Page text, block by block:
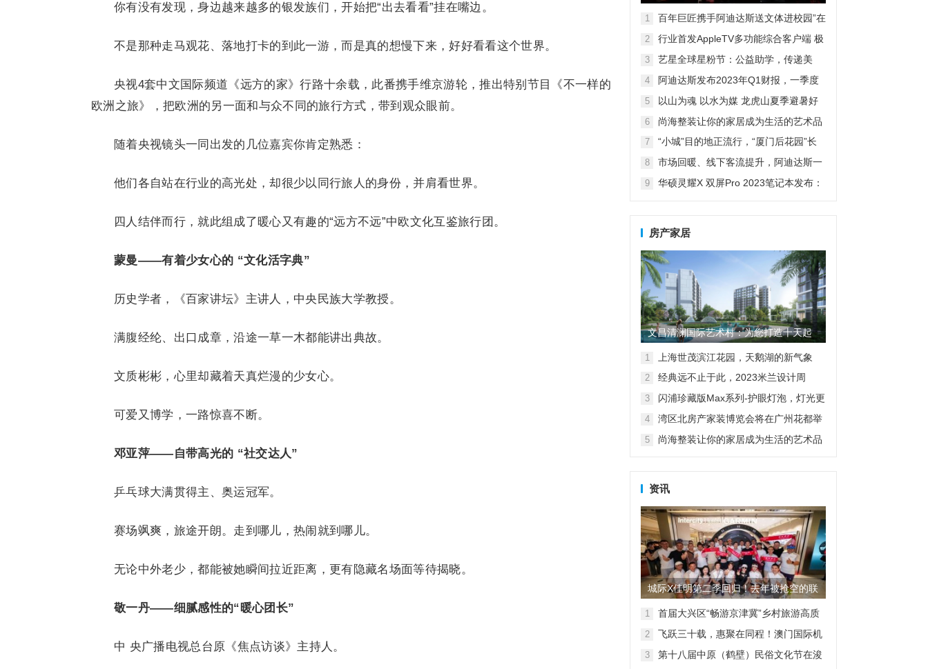
你有没有发现，身边越来越多的银发族们，开始把“出去看看”挂在嘴边。
不是那种走马观花、落地打卡的到此一游，而是真的想慢下来，好好看看这个世界。
央视4套中文国际频道《远方的家》行路十余载，此番携手维京游轮，推出特别节目《不一样的
欧洲之旅》，把欧洲的另一面和与众不同的旅行方式，带到观众眼前。
随着央视镜头一同出发的几位嘉宾你肯定熟悉：
他们各自站在行业的高光处，却很少以同行旅人的身份，并肩看世界。
四人结伴而行，就此组成了暖心又有趣的“远方不远”中欧文化互鉴旅行团。
蒙曼——有着少女心的 “文化活字典”
历史学者，《百家讲坛》主讲人，中央民族大学教授。
满腹经纶、出口成章，沿途一草一木都能讲出典故。
文质彬彬，心里却藏着天真烂漫的少女心。
可爱又博学，一路惊喜不断。
邓亚萍——自带高光的 “社交达人”
乒乓球大满贯得主、奥运冠军。
赛场飒爽，旅途开朗。走到哪儿，热闹就到哪儿。
无论中外老少，都能被她瞬间拉近距离，更有隐藏名场面等待揭晓。
敬一丹——细腻感性的“暖心团长”
中 央广播电视总台原《焦点访谈》主持人。
京启动
1
百年巨匠携手阿迪达斯送文体进校园”在
2
行业首发AppleTV多功能综合客户端 极
3
艺星全球星粉节：公益助学，传递美
4
阿迪达斯发布2023年Q1财报，一季度
5
以山为魂 以水为媒 龙虎山夏季避暑好
6 尚海整装让你的家居成为生活的艺术品
7
“小城”目的地正流行，“厦门后花园”长
8
市场回暖、线下客流提升，阿迪达斯一
9
华硕灵耀X 双屏Pro 2023笔记本发布：
房产家居
文昌清澜国际艺术村：为您打造十天起
租的短常皆宜30年随心住
1 上海世茂滨江花园，天鹅湖的新气象
2
经典远不止于此，2023米兰设计周
3
闪浦珍藏版Max系列-护眼灯泡，灯光更
4
湾区北房产家装博览会将在广州花都举
5 尚海整装让你的家居成为生活的艺术品
资讯
城际X佳明第二季回归！去年被抢空的联
名表，又来了
1
首届大兴区“畅游京津冀”乡村旅游高质
2
飞跃三十载，惠聚在同程！澳门国际机
3
第十八届中原（鹤壁）民俗文化节在浚